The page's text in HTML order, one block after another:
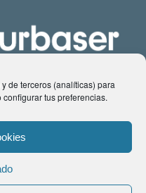
de terceros (analíticas) para
tus preferencias.